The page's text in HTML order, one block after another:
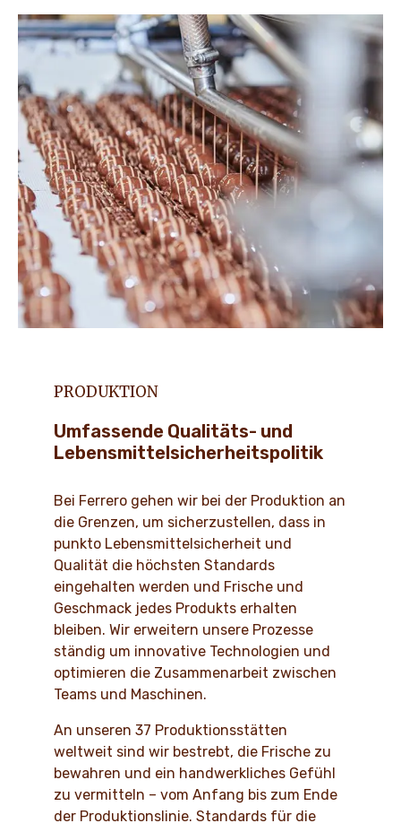
PRODUKTION
Umfassende Qualitäts- und
Lebensmittelsicherheitspolitik
Bei Ferrero gehen wir bei der Produktion an
die Grenzen, um sicherzustellen, dass in
punkto Lebensmittelsicherheit und
Qualität die höchsten Standards
eingehalten werden und Frische und
Geschmack jedes Produkts erhalten
bleiben. Wir erweitern unsere Prozesse
ständig um innovative Technologien und
optimieren die Zusammenarbeit zwischen
Teams und Maschinen.
An unseren 37 Produktionsstätten
weltweit sind wir bestrebt, die Frische zu
bewahren und ein handwerkliches Gefühl
zu vermitteln – vom Anfang bis zum Ende
der Produktionslinie. Standards für die